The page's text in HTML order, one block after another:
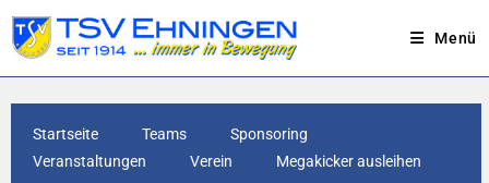
Menü
Startseite Teams
Sponsoring
Veranstaltungen
Verein Megakicker ausleihen